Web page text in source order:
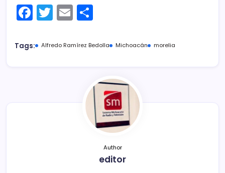
F
a
c
T
w
itt
E
m
ai m
ar
tir
Tags: Alfredo Ramírez Bedolla Michoacán morelia
Author
editor